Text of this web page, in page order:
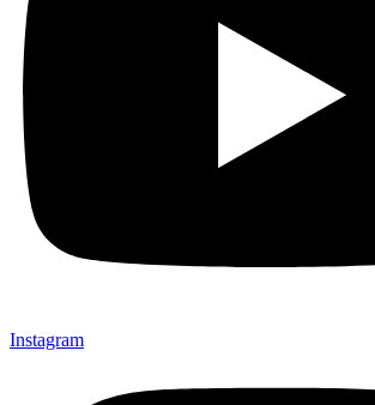
Instagram